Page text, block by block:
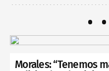
Morales: “Tenemos